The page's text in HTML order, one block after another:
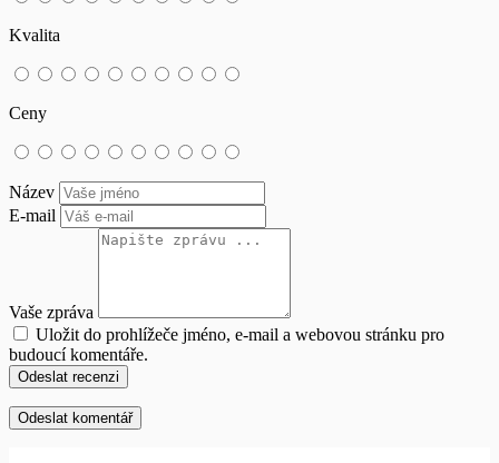
Kvalita
Ceny
Název
E-mail
Vaše zpráva
Uložit do prohlížeče jméno, e-mail a webovou stránku pro
budoucí komentáře.
Odeslat recenzi